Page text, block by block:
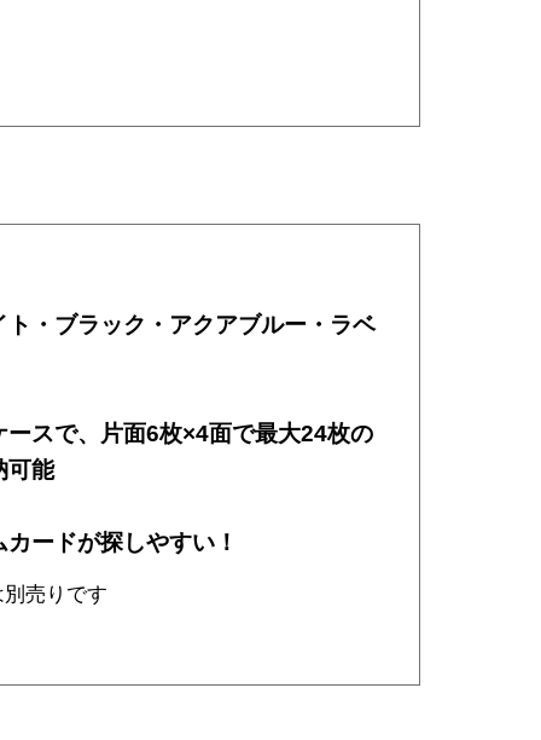
・ブラック・アクアブルー・ラベ
スで、片面6枚×4面で最大24枚の
能
ードが探しやすい！
売りです